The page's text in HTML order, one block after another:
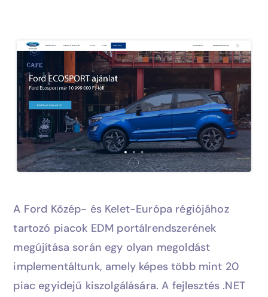
A Ford Közép- és Kelet-Európa régiójához
tartozó piacok EDM portálrendszerének
megújítása során egy olyan megoldást
implementáltunk, amely képes több mint 20
piac egyidejű kiszolgálására. A fejlesztés .NET